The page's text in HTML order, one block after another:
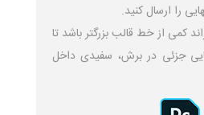
را ارسال کنید.
کمی از خط قالب بزرگتر باشد تا
جزئی در برش، سفیدی داخل